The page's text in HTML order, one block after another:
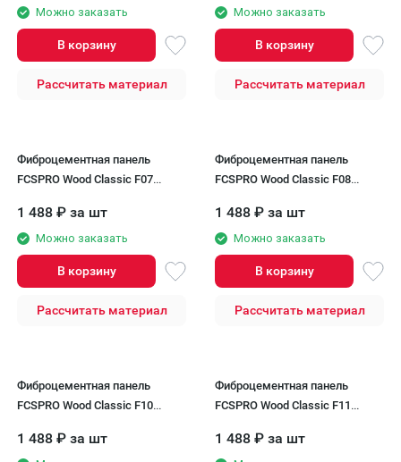
Можно заказать
В корзину
Рассчитать материал
Можно заказать
В корзину
Рассчитать материал
Фиброцементная панель
FCSPRO Wood Classic F07
1 488 ₽ за шт
Можно заказать
В корзину
Рассчитать материал
Фиброцементная панель
FCSPRO Wood Classic F08
1 488 ₽ за шт
Можно заказать
В корзину
Рассчитать материал
Фиброцементная панель
FCSPRO Wood Classic F10
1 488 ₽ за шт
Фиброцементная панель
FCSPRO Wood Classic F11
1 488 ₽ за шт